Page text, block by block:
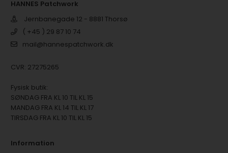
HANNES Patchwork
Jernbanegade 12 - 8881 Thorsø
( +45 ) 29 87 10 74
mail@hannespatchwork.dk
CVR: 27275265
Fysisk butik:
SØNDAG FRA KL 10 TIL KL 15
MANDAG FRA KL 14 TIL KL 17
TIRSDAG FRA KL 10 TIL KL 15
Information